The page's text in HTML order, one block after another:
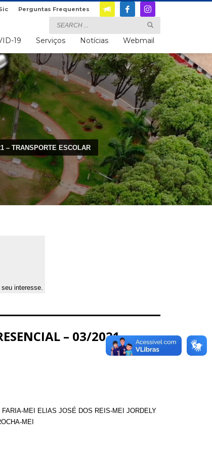
Perguntas Frequentes
19 Serviços Notícias Webmail
– TRANSPORTE ESCOLAR
interesse.
– 03/2021 –
MEI ELIAS JOSÉ DOS REIS-MEI JORDELY
MEI